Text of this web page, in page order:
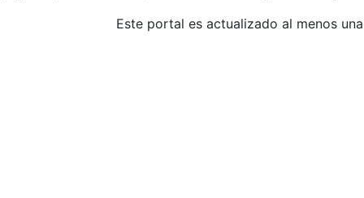
Este portal es actualizado al menos